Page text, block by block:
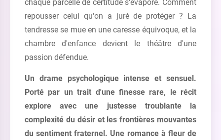
chaque parcelle de certitude s'évapore. Comment
repousser celui qu'on a juré de protéger ? La
tendresse se mue en une caresse équivoque, et la
chambre d'enfance devient le théâtre d'une
passion défendue.
Un drame psychologique intense et sensuel.
Porté par un trait d'une finesse rare, le récit
explore avec une justesse troublante la
complexité du désir et les frontières mouvantes
du sentiment fraternel. Une romance à fleur de